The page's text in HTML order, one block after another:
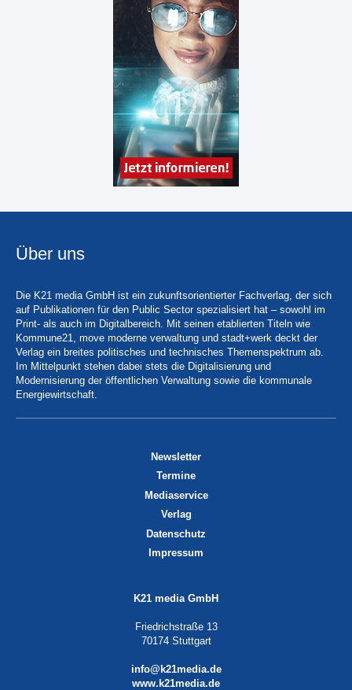
Über uns
Die K21 media GmbH ist ein zukunftsorientierter Fachverlag, der sich
auf Publikationen für den Public Sector spezialisiert hat – sowohl im
Print- als auch im Digitalbereich. Mit seinen etablierten Titeln wie
Kommune21, move moderne verwaltung und stadt+werk deckt der
Verlag ein breites politisches und technisches Themenspektrum ab.
Im Mittelpunkt stehen dabei stets die Digitalisierung und
Modernisierung der öffentlichen Verwaltung sowie die kommunale
Energiewirtschaft.
Newsletter
Termine
Mediaservice
Verlag
Datenschutz
Impressum
K21 media GmbH
Friedrichstraße 13
70174 Stuttgart
info@k21media.de
www.k21media.de